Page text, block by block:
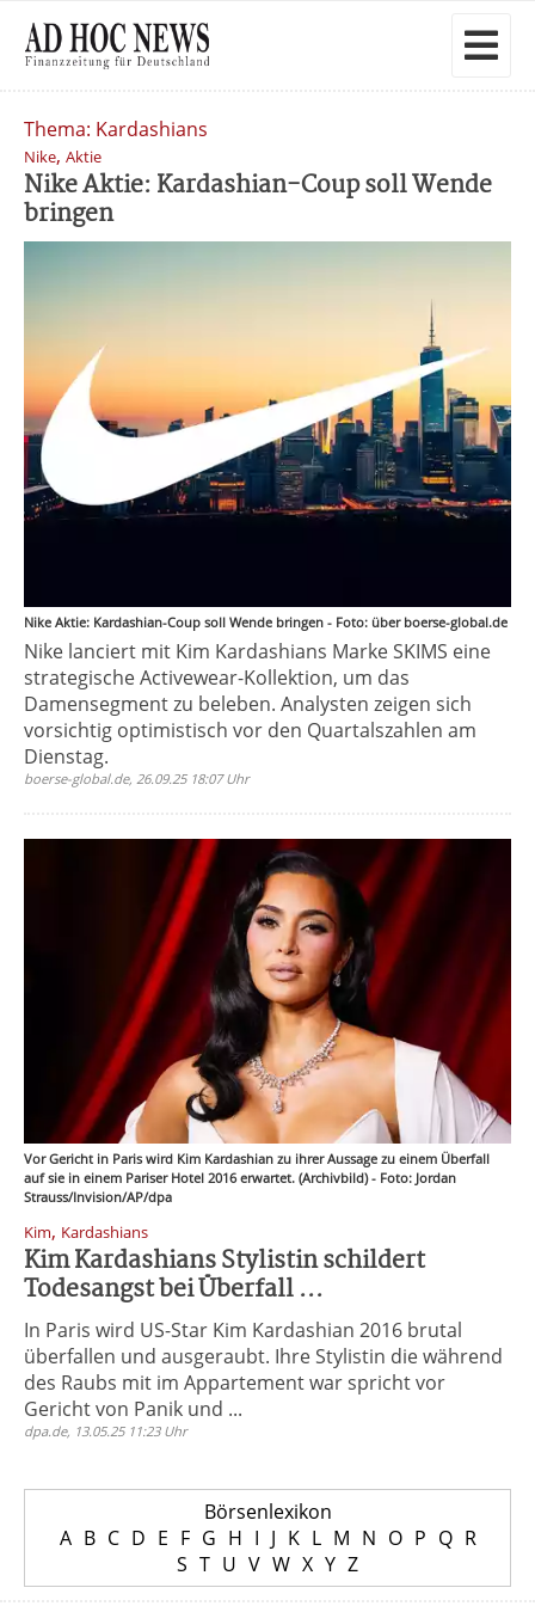
Thema: Kardashians
Nike, Aktie
Nike Aktie: Kardashian-Coup soll Wende
bringen
Nike Aktie: Kardashian-Coup soll Wende bringen - Foto: über boerse-global.de
Nike lanciert mit Kim Kardashians Marke SKIMS eine
strategische Activewear-Kollektion, um das
Damensegment zu beleben. Analysten zeigen sich
vorsichtig optimistisch vor den Quartalszahlen am
Dienstag.
boerse-global.de, 26.09.25 18:07 Uhr
Vor Gericht in Paris wird Kim Kardashian zu ihrer Aussage zu einem Überfall
auf sie in einem Pariser Hotel 2016 erwartet. (Archivbild) - Foto: Jordan
Strauss/Invision/AP/dpa
Kim, Kardashians
Kim Kardashians Stylistin schildert
Todesangst bei Überfall ...
In Paris wird US-Star Kim Kardashian 2016 brutal
überfallen und ausgeraubt. Ihre Stylistin die während
des Raubs mit im Appartement war spricht vor
Gericht von Panik und ...
dpa.de, 13.05.25 11:23 Uhr
Börsenlexikon
A B C D E F G H I J K L M N O P Q R
S T U V W X Y Z